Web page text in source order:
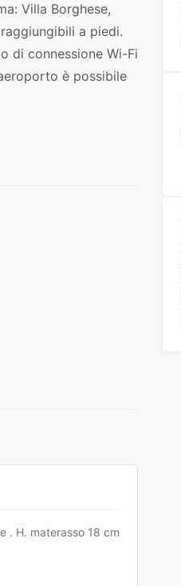
Villa Borghese,
a piedi.
di connessione Wi-Fi
è possibile
. H. materasso 18 cm